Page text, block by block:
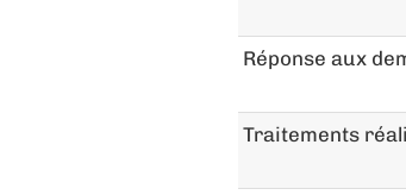
Réponse aux
Traitements